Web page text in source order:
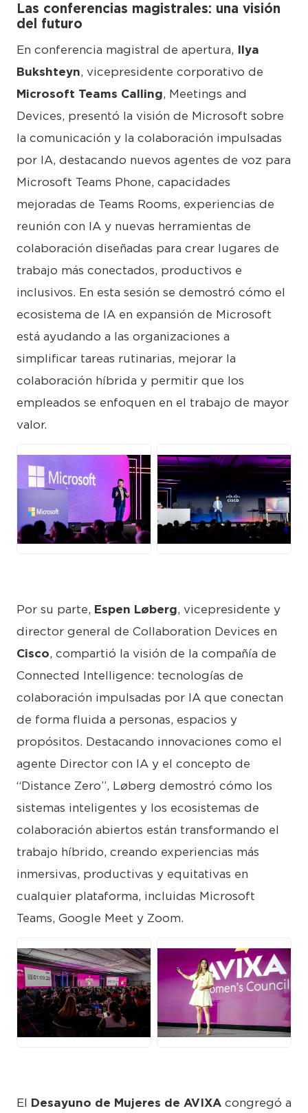
Las conferencias magistrales: una visión
del futuro
En conferencia magistral de apertura, Ilya
Bukshteyn, vicepresidente corporativo de
Microsoft Teams Calling, Meetings and
Devices, presentó la visión de Microsoft sobre
la comunicación y la colaboración impulsadas
por IA, destacando nuevos agentes de voz para
Microsoft Teams Phone, capacidades
mejoradas de Teams Rooms, experiencias de
reunión con IA y nuevas herramientas de
colaboración diseñadas para crear lugares de
trabajo más conectados, productivos e
inclusivos. En esta sesión se demostró cómo el
ecosistema de IA en expansión de Microsoft
está ayudando a las organizaciones a
simplificar tareas rutinarias, mejorar la
colaboración híbrida y permitir que los
empleados se enfoquen en el trabajo de mayor
valor.
JPG
Por su parte, Espen Løberg, vicepresidente y
director general de Collaboration Devices en
Cisco, compartió la visión de la compañía de
Connected Intelligence: tecnologías de
colaboración impulsadas por IA que conectan
de forma fluida a personas, espacios y
propósitos. Destacando innovaciones como el
agente Director con IA y el concepto de
“Distance Zero”, Løberg demostró cómo los
sistemas inteligentes y los ecosistemas de
colaboración abiertos están transformando el
trabajo híbrido, creando experiencias más
inmersivas, productivas y equitativas en
cualquier plataforma, incluidas Microsoft
Teams, Google Meet y Zoom.
JPG JPG
El Desayuno de Mujeres de AVIXA congregó a